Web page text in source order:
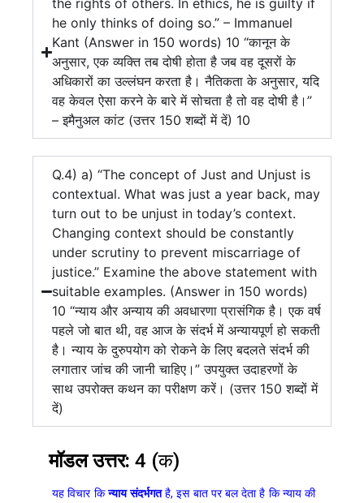
the rights of others. In ethics, he is guilty if
he only thinks of doing so.” – Immanuel
Kant (Answer in 150 words) 10 “कानून के
अनुसार, एक व्यक्ति तब दोषी होता है जब वह दूसरों के
अधिकारों का उल्लंघन करता है। नैतिकता के अनुसार, यदि
वह केवल ऐसा करने के बारे में सोचता है तो वह दोषी है।”
– इमैनुअल कांट (उत्तर 150 शब्दों में दें) 10
Q.4) a) “The concept of Just and Unjust is
contextual. What was just a year back, may
turn out to be unjust in today’s context.
Changing context should be constantly
under scrutiny to prevent miscarriage of
justice.” Examine the above statement with
suitable examples. (Answer in 150 words)
10 “न्याय और अन्याय की अवधारणा प्रासंगिक है। एक वर्ष
पहले जो बात थी, वह आज के संदर्भ में अन्यायपूर्ण हो सकती
है। न्याय के दुरुपयोग को रोकने के लिए बदलते संदर्भ की
लगातार जांच की जानी चाहिए।” उपयुक्त उदाहरणों के
साथ उपरोक्त कथन का परीक्षण करें। (उत्तर 150 शब्दों में
दें)
मॉडल उत्तर: 4 (क)
यह विचार किन्याय संदर्भगतहै, इस बात पर बल देता है कि न्याय की